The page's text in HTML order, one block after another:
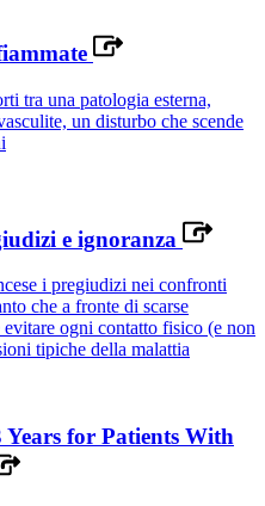
tra una patologia esterna,
un disturbo che scende
e ignoranza
i pregiudizi nei confronti
che a fronte di scarse
ogni contatto fisico (e non
tipiche della malattia
for Patients With